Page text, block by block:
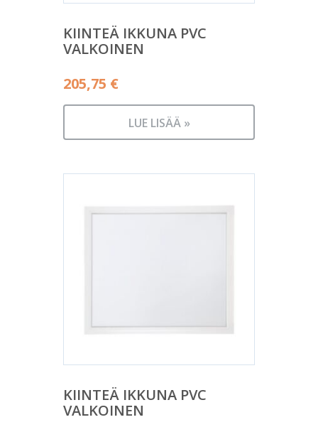
KIINTEÄ IKKUNA PVC
VALKOINEN
205,75 €
LUE LISÄÄ »
KIINTEÄ IKKUNA PVC
VALKOINEN